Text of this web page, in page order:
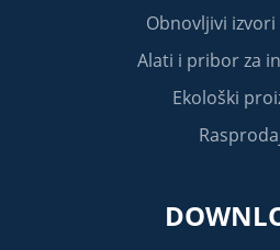
Obnovljivi
Alati i pribor za
Ekološki